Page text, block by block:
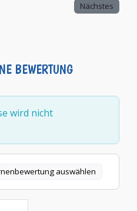
Nächstes
BEWERTUNG
wird nicht
auswählen